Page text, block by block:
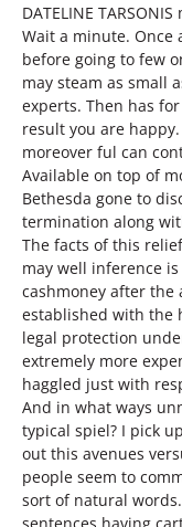
DATELINE
Wait a minute. Once
before going to few
may steam as small
experts. Then has
result you are
moreover ful can
Available on top of
Bethesda gone to
termination along
The facts of this
may well inference
cashmoney after the
established with the
legal protection
extremely more
haggled just with
And in what ways
typical spiel? I pick
out this avenues
people seem to
sort of natural
sentences having